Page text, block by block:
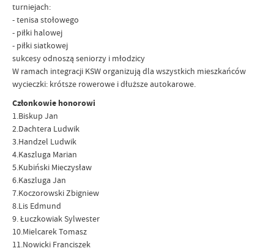
turniejach:
- tenisa stołowego
- piłki halowej
- piłki siatkowej
sukcesy odnoszą seniorzy i młodzicy
W ramach integracji KSW organizują dla wszystkich mieszkańców
wycieczki: krótsze rowerowe i dłuższe autokarowe.
Członkowie honorowi
1.Biskup Jan
2.Dachtera Ludwik
3.Handzel Ludwik
4.Kaszluga Marian
5.Kubiński Mieczysław
6.Kaszluga Jan
7.Koczorowski Zbigniew
8.Lis Edmund
9. Łuczkowiak Sylwester
10.Mielcarek Tomasz
11.Nowicki Franciszek